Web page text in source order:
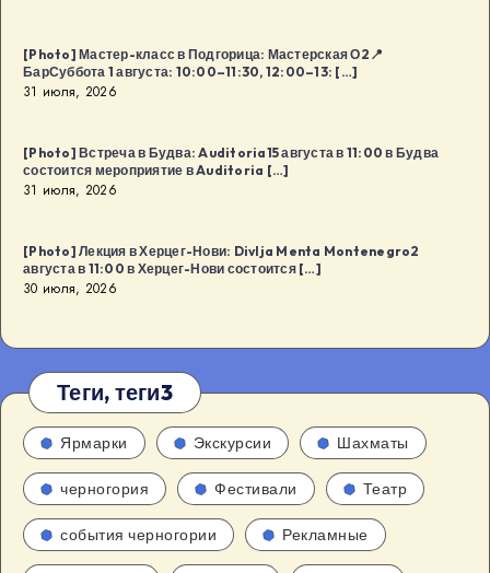
[Photo] Мастер-класс в Подгорица: Мастерская О2📍
БарСуббота 1 августа: 10:00–11:30, 12:00–13: […]
31 июля, 2026
[Photo] Встреча в Будва: Auditoria15 августа в 11:00 в Будва
состоится мероприятие в Auditoria […]
31 июля, 2026
[Photo] Лекция в Херцег-Нови: Divlja Menta Montenegro2
августа в 11:00 в Херцег-Нови состоится […]
30 июля, 2026
Теги, теги3
Ярмарки Экскурсии Шахматы
черногория Фестивали Театр
события черногории Рекламные